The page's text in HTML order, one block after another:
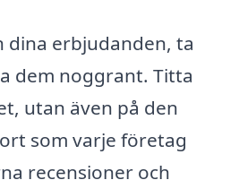
dina erbjudanden, ta
dem noggrant. Titta
utan även på den
som varje företag
recensioner och